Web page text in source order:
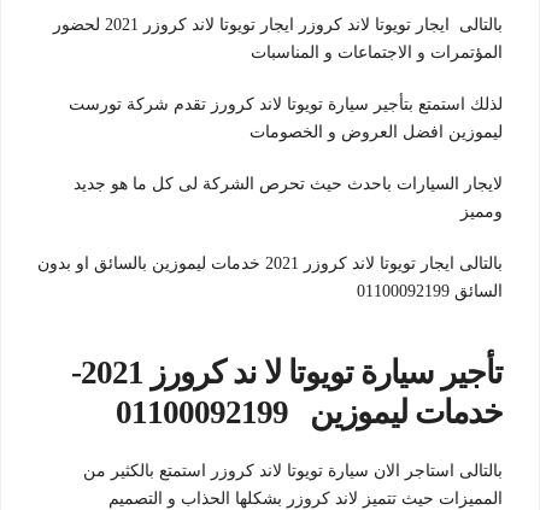
بالتالى ايجار تويوتا لاند كروزر ايجار تويوتا لاند كروزر 2021 لحضور
المؤتمرات و الاجتماعات و المناسبات
لذلك استمتع بتأجير سيارة تويوتا لاند كرورز تقدم شركة تورست
ليموزين افضل العروض و الخصومات
لايجار السيارات باحدث حيث تحرص الشركة لى كل ما هو جديد
ومميز
بالتالى ايجار تويوتا لاند كروزر 2021 خدمات ليموزين بالسائق او بدون
السائق 01100092199
تأجير سيارة تويوتا لا ند كرورز 2021-
خدمات ليموزين 01100092199
بالتالى استاجر الان سيارة تويوتا لاند كروزر استمتع بالكثير من
المميزات حيث تتميز لاند كروزر بشكلها الحذاب و التصميم